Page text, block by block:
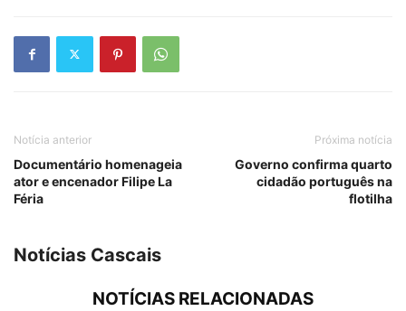
Notícia anterior
Documentário homenageia
ator e encenador Filipe La
Féria
Próxima notícia
Governo confirma quarto
cidadão português na
flotilha
Notícias Cascais
NOTÍCIAS RELACIONADAS